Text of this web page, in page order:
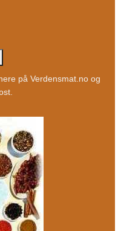
på Verdensmat.no og